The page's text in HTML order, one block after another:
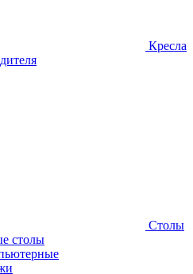
Кресла
Столы
столы